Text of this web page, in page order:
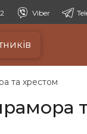
Viber
та хрестом